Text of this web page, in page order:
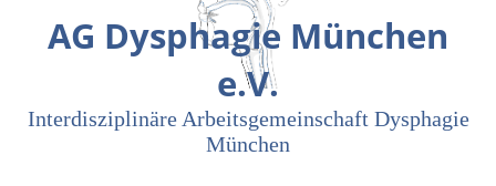
AG Dysphagie München
e.V.
Interdisziplinäre Arbeitsgemeinschaft Dysphagie
München